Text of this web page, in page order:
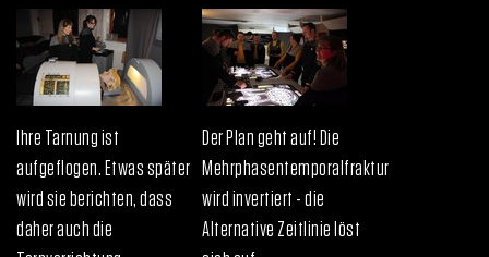
Ihre Tarnung ist
aufgeflogen. Etwas später
wird sie berichten, dass
daher auch die
Der Plan geht auf! Die
Mehrphasentemporalfraktur
wird invertiert - die
Alternative Zeitlinie löst